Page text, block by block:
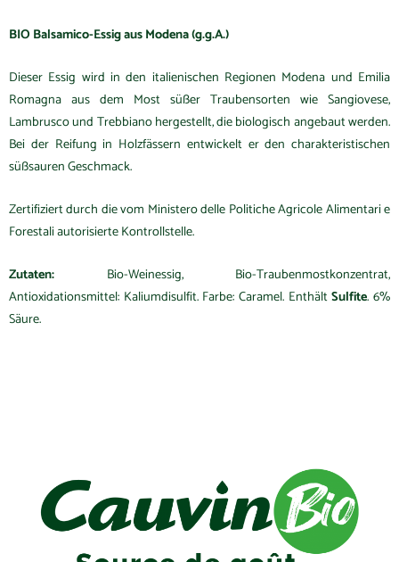
BIO Balsamico-Essig aus Modena (g.g.A.)
Dieser Essig wird in den italienischen Regionen Modena und Emilia
Romagna aus dem Most süßer Traubensorten wie Sangiovese,
Lambrusco und Trebbiano hergestellt, die biologisch angebaut werden.
Bei der Reifung in Holzfässern entwickelt er den charakteristischen
süßsauren Geschmack.
Zertifiziert durch die vom Ministero delle Politiche Agricole Alimentari e
Forestali autorisierte Kontrollstelle.
Zutaten: Bio-Weinessig, Bio-Traubenmostkonzentrat,
Antioxidationsmittel: Kaliumdisulfit. Farbe: Caramel. EnthältSulfite.6%
Säure.